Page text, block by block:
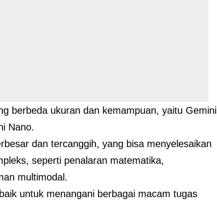
berbeda ukuran dan kemampuan, yaitu Gemini
Nano.
dan tercanggih, yang bisa menyelesaikan
seperti penalaran matematika,
multimodal.
untuk menangani berbagai macam tugas